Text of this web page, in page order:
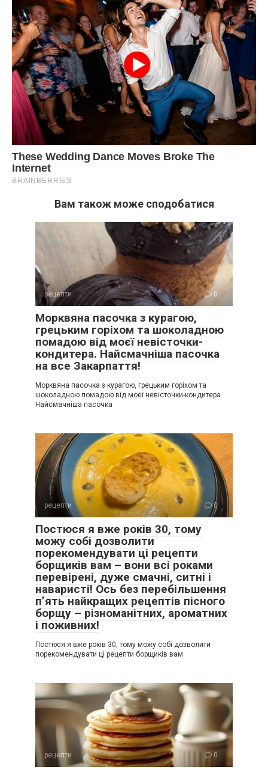
Вам також може сподобатися
рецепти 0
Морквяна пасочка з курагою,
грецьким горіхом та шоколадною
помадою від моєї невісточки-
кондитера. Найсмачніша пасочка
на все Закарпаття!
Морквяна пасочка з курагою, грецьким горіхом та
шоколадною помадою від моєї невісточки-кондитера.
Найсмачніша пасочка
рецепти 0
Постюся я вже років 30, тому
можу собі дозволити
порекомендувати ці рецепти
борщиків вам – вони всі роками
перевірені, дуже смачні, ситні і
наваристі! Ось без перебільшення
п’ять найкращих рецептів пісного
борщу – різноманітних, ароматних
і поживних!
Постюся я вже років 30, тому можу собі дозволити
порекомендувати ці рецепти борщиків вам
рецепти 0